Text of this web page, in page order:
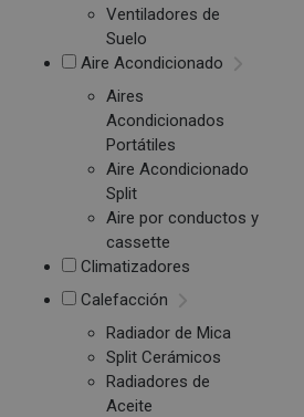
Ventiladores de
Suelo
Aire Acondicionado
Aires
Acondicionados
Portátiles
Aire Acondicionado
Split
Aire por conductos y
cassette
Climatizadores
Calefacción
Radiador de Mica
Split Cerámicos
Radiadores de
Aceite